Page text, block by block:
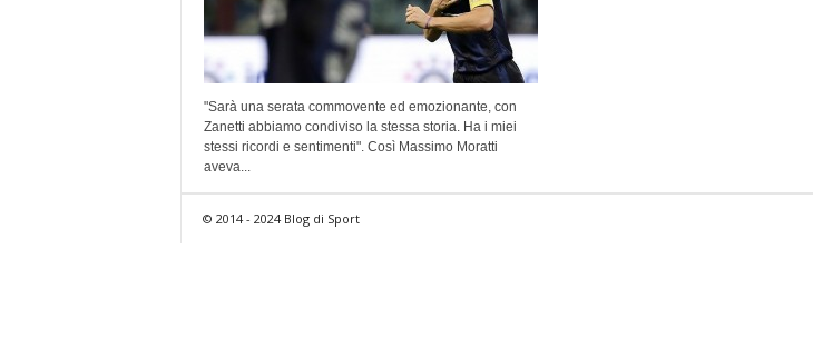
"Sarà una serata commovente ed emozionante, con
Zanetti abbiamo condiviso la stessa storia. Ha i miei
stessi ricordi e sentimenti". Così Massimo Moratti
aveva...
© 2014 - 2024 Blog di Sport